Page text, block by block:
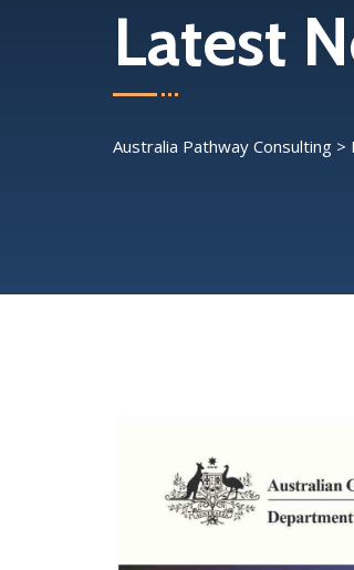
Latest
Australia Pathway Consulting >